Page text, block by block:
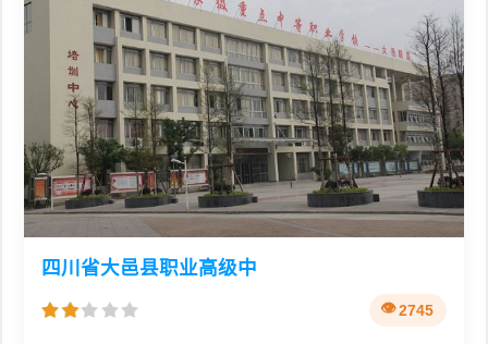
四川省大邑县职业高级中
2745